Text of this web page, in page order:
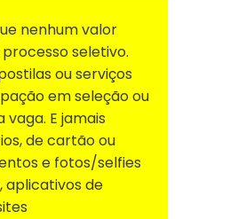
nenhum valor
seletivo.
ou serviços
em seleção ou
E jamais
de cartão ou
e fotos/selfies
aplicativos de